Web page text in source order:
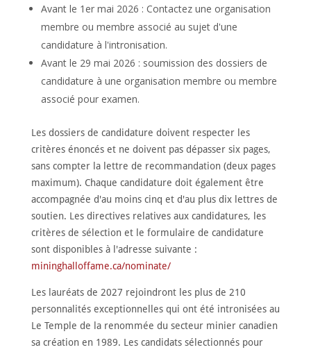
Avant le 1er mai 2026 : Contactez une organisation
membre ou membre associé au sujet d'une
candidature à l'intronisation.
Avant le 29 mai 2026 : soumission des dossiers de
candidature à une organisation membre ou membre
associé pour examen.
Les dossiers de candidature doivent respecter les
critères énoncés et ne doivent pas dépasser six pages,
sans compter la lettre de recommandation (deux pages
maximum). Chaque candidature doit également être
accompagnée d'au moins cinq et d'au plus dix lettres de
soutien. Les directives relatives aux candidatures, les
critères de sélection et le formulaire de candidature
sont disponibles à l'adresse suivante :
mininghalloffame.ca/nominate/
Les lauréats de 2027 rejoindront les plus de 210
personnalités exceptionnelles qui ont été intronisées au
Le Temple de la renommée du secteur minier canadien
sa création en 1989. Les candidats sélectionnés pour